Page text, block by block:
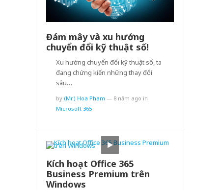
Đám mây và xu hướng
chuyển đổi kỹ thuật số!
Xu hướng chuyển đổi kỹ thuật số, ta
đang chứng kiến những thay đổi
sâu…
by (Mr.) Hoa Pham — 8 năm ago in
Microsoft 365
Kích hoạt Office 365
Business Premium trên
Windows